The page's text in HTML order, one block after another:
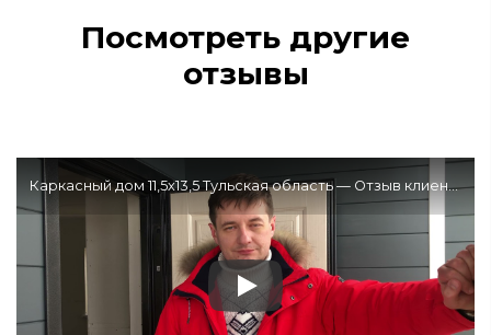
Посмотреть другие
отзывы
Каркасный дом 11,5х13,5 Тульская область — Отзыв клиента